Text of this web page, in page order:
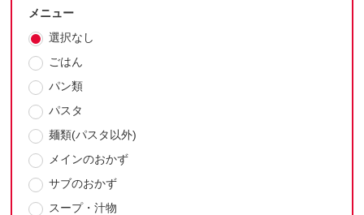
メニュー
選択なし
ごはん
パン類
パスタ
麺類(パスタ以外)
メインのおかず
サブのおかず
スープ・汁物